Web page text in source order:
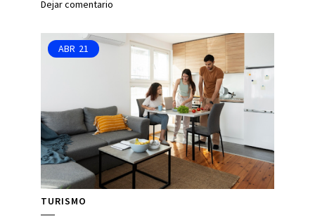
Dejar comentario
ABR 21
TURISMO